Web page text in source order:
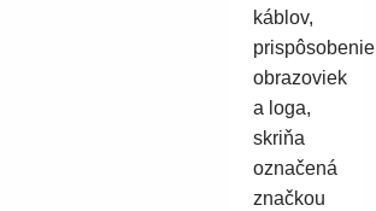
káblov,
prispôsobenie
obrazoviek
a loga,
skriňa
označená
značkou